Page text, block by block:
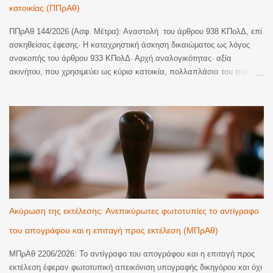
κατοικίας (ΠΠρΑθ)
ΠΠρΑθ 144/2026 (Ασφ. Μέτρα): Αναστολή του άρθρου 938 ΚΠολΔ, επί
ασκηθείσας έφεσης· H καταχρηστική άσκηση δικαιώματος ως λόγος
ανακοπής του άρθρου 933 ΚΠολΔ· Αρχή αναλογικότητας· αξία
ακινήτου, που χρησιμεύει ως κύρια κατοικία, πολλαπλάσια του ποσού
ως προς το περιουσιακό αντικείμενο που θα μπορούσε να επιβάλει
αναγκαστική κατάσχεση και να ικανοποιηθεί· Προφανής δυσαναλογία
μεταξύ του χρησιμοποιούμενου μέσου και του επιδιωκόμενου σκοπού
και υπέρβαση της αρχής της αναλογικότητας. Αναστέλλεται η
διαδικασία της αναγκαστικής εκτέλεσης, μέχρι την έκδοση απόφασης
επί της έφεσης. Η απόφαση δημοσιεύεται με επιμέλεια του δικηγόρου
Πειραιά Γεωργίου Λ. Καλτσά. Η Απόφαση Εδώ
Ακύρωση της εκτέλεσης: Ανεπικύρωτες φωτοτυπίες το αντίγραφο
του απογράφου και η επιταγή προς εκτέλεση (ΜΠρΑθ)
ΜΠρΑθ 2206/2026: Το αντίγραφο του απογράφου και η επιταγή προς
εκτέλεση έφεραν φωτοτυπική απεικόνιση υπογραφής δικηγόρου και όχι